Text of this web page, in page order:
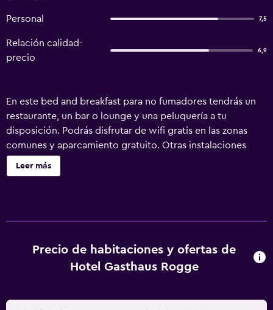
Personal 7,5
Relación calidad-
precio
6,9
En este bed and breakfast para no fumadores tendrás un
restaurante, un bar o lounge y una peluquería a tu
disposición. Podrás disfrutar de wifi gratis en las zonas
comunes y aparcamiento gratuito. Otras instalaciones
incluyen una caja fuerte en la recepción y una máquina
expendedora. No se ofrece servicio de limpieza. Hotel
web gracias a nuestro acceso a Internet wifi gratis. Se
ofrece servicio de limpieza todos los días.
Leer más
Precio de habitaciones y ofertas de
Hotel Gasthaus Rogge